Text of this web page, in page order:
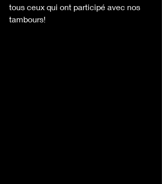
tous ceux qui ont participé avec nos
tambours!